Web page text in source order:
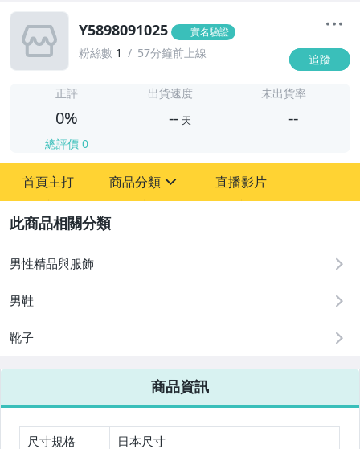
Y5898091025 實名驗證
粉絲數 1 57分鐘前上線 追蹤
正評
0%
總評價 0
出貨速度
-- 天
未出貨率
--
首頁主打 商品分類
圖書/影音/文具
古董、藝術與礦石
手機、配件與通訊
美容保養與彩妝
電腦、平板與周邊
相機、攝影與周邊
直播影片
男性精品與服飾
男鞋
靴子
商品資訊
尺寸規格 日本尺寸